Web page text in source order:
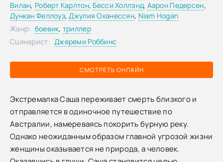
СМОТРЕТЬ ОНЛАЙН
Вилан, Роберт Карлтон, Бесси Холлэнд, Аарон Педерсен,
Дункан Феллоуз,Джулия Оханессян, Niam Hogan
Жанр: боевик, триллер
Сценарист: Джереми Роббинс
Экстремалка Саша переживает смерть близкого и
отправляется в одиночное путешествие по
Австралии, намереваясь покорить бурную реку.
Однако неожиданным образом главной угрозой жизни
женщины оказывается не природа, а человек.